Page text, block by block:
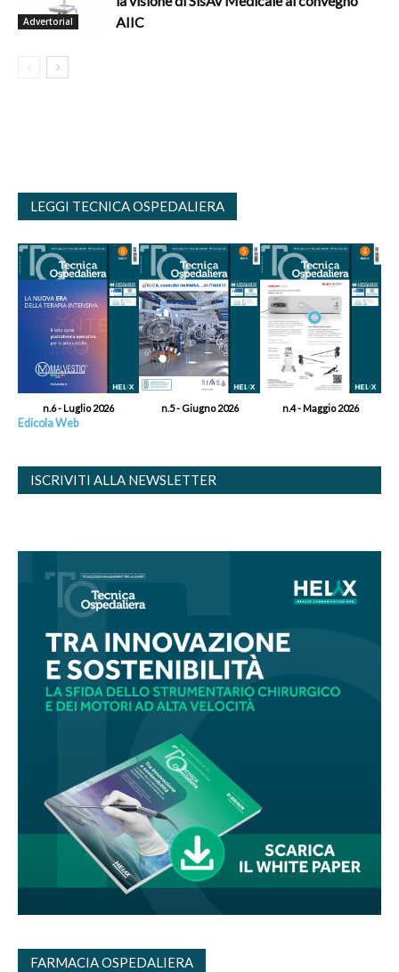
Advertorial
AIIC
LEGGI TECNICA OSPEDALIERA
n.6 - Luglio 2026 n.5 - Giugno 2026 n.4 - Maggio 2026
Edicola Web
ISCRIVITI ALLA NEWSLETTER
FARMACIA OSPEDALIERA